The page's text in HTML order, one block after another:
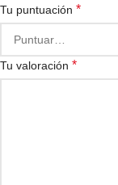
Tu puntuación *
Tu valoración *